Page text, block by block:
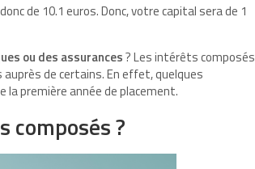
de 10.1 euros. Donc, votre capital sera de 1
ou des assurances? Les intérêts composés
de certains. En effet, quelques
première année de placement.
?